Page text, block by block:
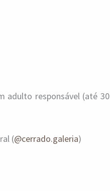
adulto responsável (até 30
(@cerrado.galeria)